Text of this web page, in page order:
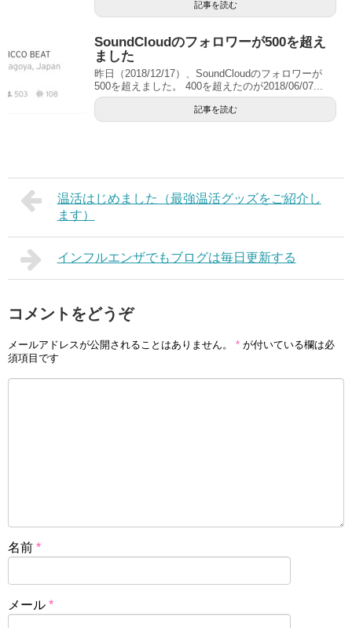
記事を読む
SoundCloudのフォロワーが500を超え
ました
昨日（2018/12/17）、SoundCloudのフォロワーが
500を超えました。 400を超えたのが2018/06/07...
記事を読む
温活はじめました（最強温活グッズをご紹介し
ます）
インフルエンザでもブログは毎日更新する
コメントをどうぞ
メールアドレスが公開されることはありません。 * が付いている欄は必
須項目です
名前 *
メール *